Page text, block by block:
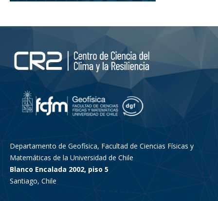
Departamento de Geofísica, Facultad de Ciencias Físicas y
Matemáticas de la Universidad de Chile
Blanco Encalada 2002, piso 5
Santiago, Chile